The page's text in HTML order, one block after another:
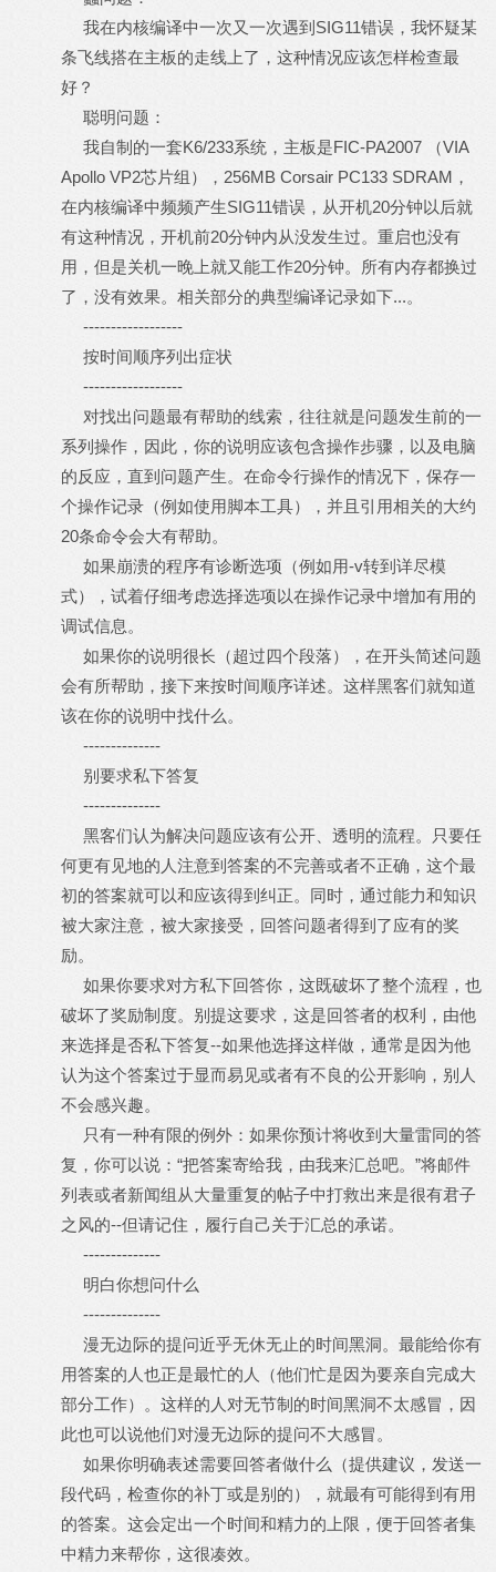
我在内核编译中一次又一次遇到SIG11错误，我怀疑某
条飞线搭在主板的走线上了，这种情况应该怎样检查最
好？
聪明问题：
我自制的一套K6/233系统，主板是FIC-PA2007 （VIA
Apollo VP2芯片组），256MB Corsair PC133 SDRAM，
在内核编译中频频产生SIG11错误，从开机20分钟以后就
有这种情况，开机前20分钟内从没发生过。重启也没有
用，但是关机一晚上就又能工作20分钟。所有内存都换过
了，没有效果。相关部分的典型编译记录如下...。
------------------
按时间顺序列出症状
------------------
对找出问题最有帮助的线索，往往就是问题发生前的一
系列操作，因此，你的说明应该包含操作步骤，以及电脑
的反应，直到问题产生。在命令行操作的情况下，保存一
个操作记录（例如使用脚本工具），并且引用相关的大约
20条命令会大有帮助。
如果崩溃的程序有诊断选项（例如用-v转到详尽模
式），试着仔细考虑选择选项以在操作记录中增加有用的
调试信息。
如果你的说明很长（超过四个段落），在开头简述问题
会有所帮助，接下来按时间顺序详述。这样黑客们就知道
该在你的说明中找什么。
--------------
别要求私下答复
--------------
黑客们认为解决问题应该有公开、透明的流程。只要任
何更有见地的人注意到答案的不完善或者不正确，这个最
初的答案就可以和应该得到纠正。同时，通过能力和知识
被大家注意，被大家接受，回答问题者得到了应有的奖
励。
如果你要求对方私下回答你，这既破坏了整个流程，也
破坏了奖励制度。别提这要求，这是回答者的权利，由他
来选择是否私下答复--如果他选择这样做，通常是因为他
认为这个答案过于显而易见或者有不良的公开影响，别人
不会感兴趣。
只有一种有限的例外：如果你预计将收到大量雷同的答
复，你可以说：“把答案寄给我，由我来汇总吧。”将邮件
列表或者新闻组从大量重复的帖子中打救出来是很有君子
之风的--但请记住，履行自己关于汇总的承诺。
--------------
明白你想问什么
--------------
漫无边际的提问近乎无休无止的时间黑洞。最能给你有
用答案的人也正是最忙的人（他们忙是因为要亲自完成大
部分工作）。这样的人对无节制的时间黑洞不太感冒，因
此也可以说他们对漫无边际的提问不大感冒。
如果你明确表述需要回答者做什么（提供建议，发送一
段代码，检查你的补丁或是别的），就最有可能得到有用
的答案。这会定出一个时间和精力的上限，便于回答者集
中精力来帮你，这很凑效。